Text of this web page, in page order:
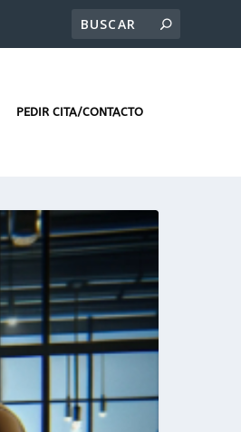
PEDIR CITA/CONTACTO